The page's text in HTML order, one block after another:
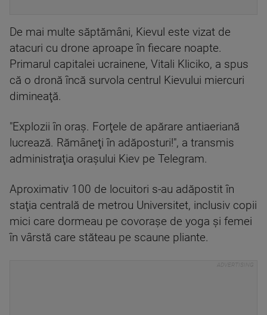
De mai multe săptămâni, Kievul este vizat de
atacuri cu drone aproape în fiecare noapte.
Primarul capitalei ucrainene, Vitali Kliciko, a spus
că o dronă încă survola centrul Kievului miercuri
dimineaţă.
"Explozii în oraş. Forţele de apărare antiaeriană
lucrează. Rămâneţi în adăposturi!", a transmis
administraţia oraşului Kiev pe Telegram.
Aproximativ 100 de locuitori s-au adăpostit în
staţia centrală de metrou Universitet, inclusiv copii
mici care dormeau pe covoraşe de yoga şi femei
în vârstă care stăteau pe scaune pliante.